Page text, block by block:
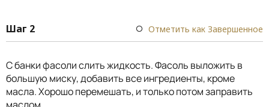
Шаг 2 Отметить как Завершенное
С банки фасоли слить жидкость. Фасоль выложить в
большую миску, добавить все ингредиенты, кроме
масла. Хорошо перемешать, и только потом заправить